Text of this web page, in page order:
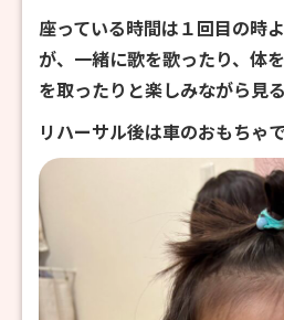
座っている時間は１回目の時
が、一緒に歌を歌ったり、体
を取ったりと楽しみながら見
リハーサル後は車のおもちゃ